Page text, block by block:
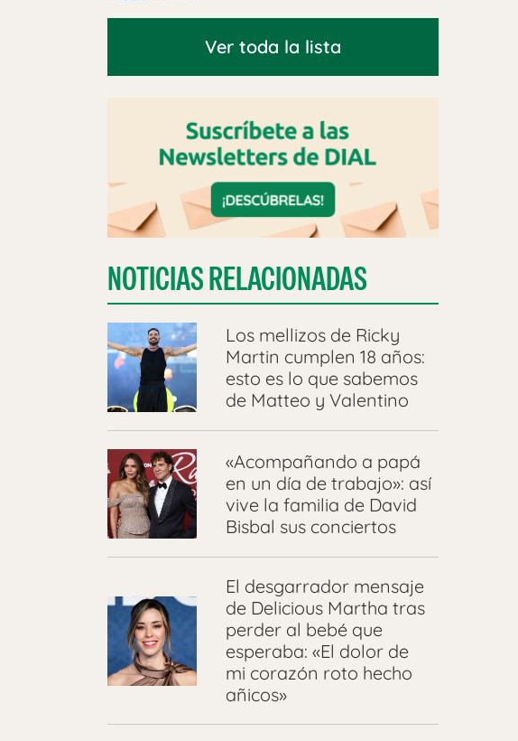
Ver toda la lista
NOTICIAS RELACIONADAS
Los mellizos de Ricky
Martin cumplen 18 años:
esto es lo que sabemos
de Matteo y Valentino
«Acompañando a papá
en un día de trabajo»: así
vive la familia de David
Bisbal sus conciertos
El desgarrador mensaje
de Delicious Martha tras
perder al bebé que
esperaba: «El dolor de
mi corazón roto hecho
añicos»